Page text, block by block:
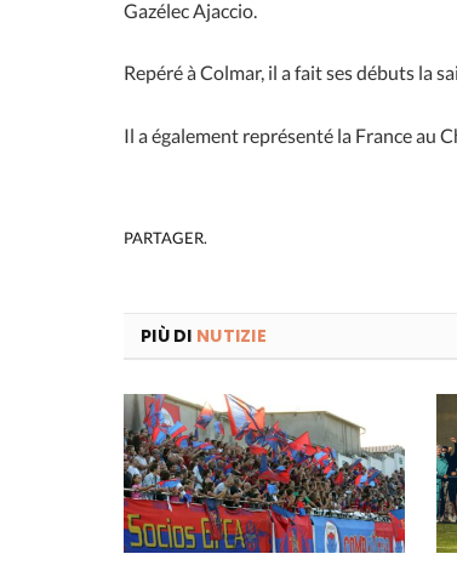
Gazélec Ajaccio.
Repéré à Colmar, il a fait ses débuts la
Il a également représenté la France au
PARTAGER.
PIÙ DI NUTIZIE